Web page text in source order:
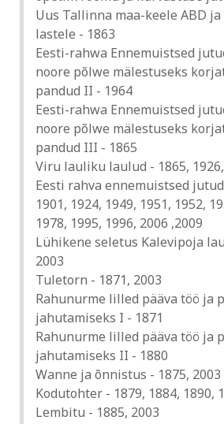
Uus Tallinna maa-keele ABD
lastele - 1863
Eesti-rahwa Ennemuistsed
noore põlwe mälestuseks
pandud II - 1964
Eesti-rahwa Ennemuistsed
noore põlwe mälestuseks
pandud III - 1865
Viru lauliku laulud - 1865,
Eesti rahva ennemuistsed
1901, 1924, 1949, 1951, 1952,
1978, 1995, 1996, 2006 ,2009
Lühikene seletus Kalevipoja
2003
Tuletorn - 1871, 2003
Rahunurme lilled pääva töö ja
jahutamiseks I - 1871
Rahunurme lilled pääva töö ja
jahutamiseks II - 1880
Wanne ja õnnistus - 1875, 2003
Kodutohter - 1879, 1884, 1890,
Lembitu - 1885, 2003